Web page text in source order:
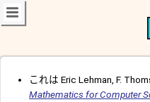
これは Eric Lehman, F.
Mathematics for Computer